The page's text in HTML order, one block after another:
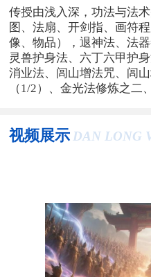
传授由浅入深，功法与法
图、法扇、开剑指、画符
像、物品），退神法、法
灵兽护身法、六丁六甲护
消业法、闾山增法咒、闾
（1/2）、金光法修炼之二
视频展示 DAN LONG